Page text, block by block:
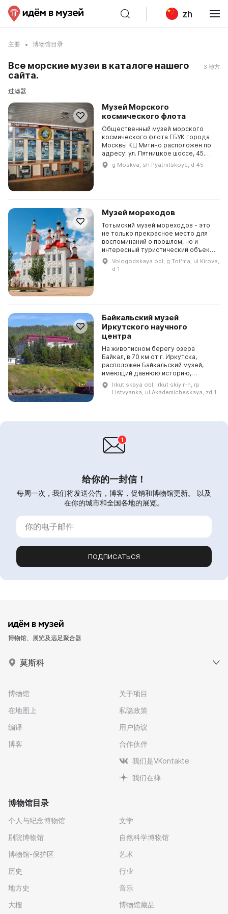
zh
主要 博物馆目录
Все морские музеи в каталоге нашего
сайта.
3 地方
过滤器
Музей Морского
космического флота
Общественный музей морского
космического флота ГБУК города
Москвы КЦ Митино расположен по
адресу: ул. Пятницкое шоссе, 45.
Здесь проходят мероприятия для
детей, подростков и молодежи,
g Moskva, sh Pyatnitskoye, d 45
Музей мореходов
Тотьмский музей мореходов - это
не только прекрасное место для
воспоминаний о прошлом, но и
интересный туристический объект,
который привлекает
любознательных людей из разных
Vologodskaya obl, g Totʹma, ul Kirova,
d 1
Байкальский музей
Иркутского научного
центра
На живописном берегу озера
Байкал, в 70 км от г. Иркутска,
расположен Байкальский музей,
имеющий давнюю историю,
начинающуюся со времен
демонстрации гидробиологических
коллекций на лимнологической
Irkut·skaya obl, Irkut·skiy r-n, rp
Listvyanka, ul Akademicheskaya, zd 1
给你的一封信！
每周一次，我们将发送公告，博客，促销和博物馆更新。 以及
在你的城市和全国各地的展览。
ПОДПИСАТЬСЯ
博物馆、展览及远足聚合器
莫斯科
博物馆
在地图上
编译
博客
关于项目
私隐政策
用户协议
合作伙伴
我们是VKontakte
我们在禅
博物馆目录
个人与纪念博物馆
剧院博物馆
博物馆-保护区
历史
地方史
大樓
文学
自然科学博物馆
艺术
行业
音乐
博物馆藏品